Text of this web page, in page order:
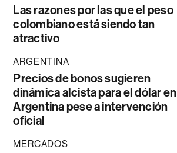
Las razones por las que el peso
colombiano está siendo tan
atractivo
ARGENTINA
Precios de bonos sugieren
dinámica alcista para el dólar en
Argentina pese a intervención
oficial
MERCADOS